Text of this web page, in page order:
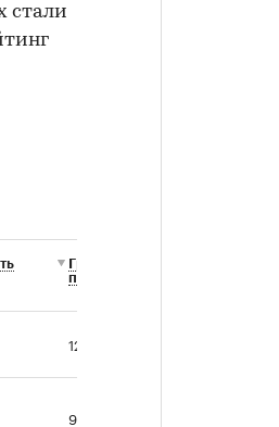
стали
Градус
поворота
120
90